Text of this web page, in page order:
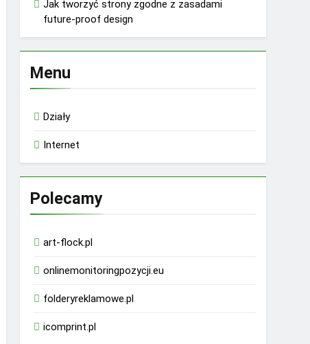
Jak tworzyć strony zgodne z zasadami
future-proof design
Menu
Działy
Internet
Polecamy
art-flock.pl
onlinemonitoringpozycji.eu
folderyreklamowe.pl
icomprint.pl